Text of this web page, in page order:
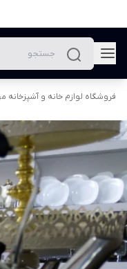
فروشگاه لوازم خانه و